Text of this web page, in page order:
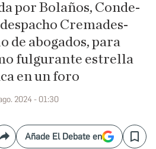
por Bolaños, Conde-
Cremades-
de abogados, para
fulgurante estrella
en un foro
2024 - 01:30
CompartirAñade El Debate en Save